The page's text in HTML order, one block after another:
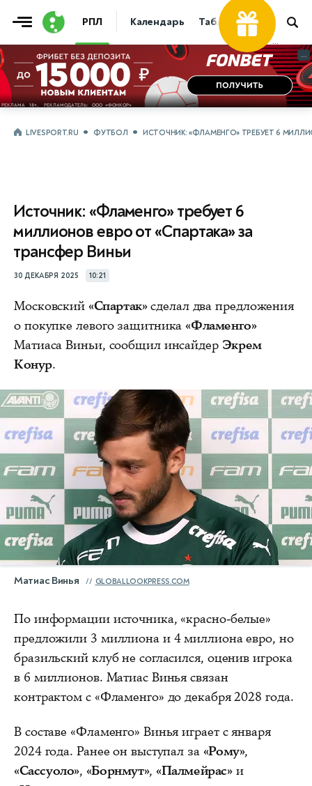
РПЛ Календарь Таблица Прогнозы
...
...
LIVESPORT.RU ФУТБОЛ ИСТОЧНИК: «ФЛАМЕНГО» ТРЕБУЕТ 6
Источник: «Фламенго» требует 6
миллионов евро от «Спартака» за
трансфер Виньи
30 ДЕКАБРЯ 2025 10:21
Московский «Спартак»сделал два предложения
о покупке левого защитника«Фламенго»
Матиаса Виньи, сообщил инсайдер Экрем
Конур.
Матиас Винья GLOBALLOOKPRESS.COM
По информации источника, «красно-белые»
предложили 3 миллиона и 4 миллиона евро, но
бразильский клуб не согласился, оценив игрока
в 6 миллионов. Матиас Винья связан
контрактом с «Фламенго» до декабря 2028 года.
В составе «Фламенго» Винья играет с января
2024 года. Ранее он выступал за «Рому»,
«Сассуоло», «Борнмут»,«Палмейрас»и